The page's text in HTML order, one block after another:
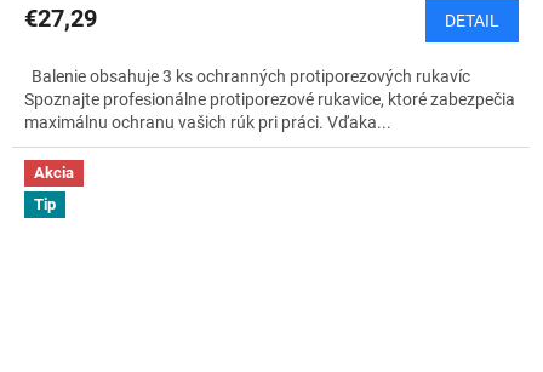
€27,29 DETAIL
Balenie obsahuje 3 ks ochranných protiporezových rukavíc
Spoznajte profesionálne protiporezové rukavice, ktoré zabezpečia
maximálnu ochranu vašich rúk pri práci. Vďaka...
Akcia
Tip